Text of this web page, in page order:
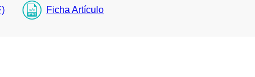
Ficha Artículo